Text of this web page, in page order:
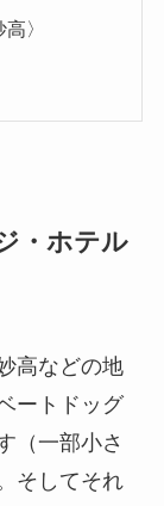
〉
・ホテル
高などの地
ートドッグ
（一部小さ
そしてそれ